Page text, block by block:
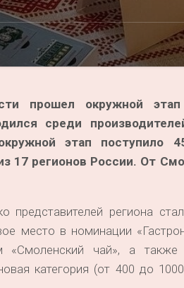
прошел окружной этап
среди
этап поступило
17 регионов России. От
представителей региона
место в номинации
чай», а
категория (от 400 до